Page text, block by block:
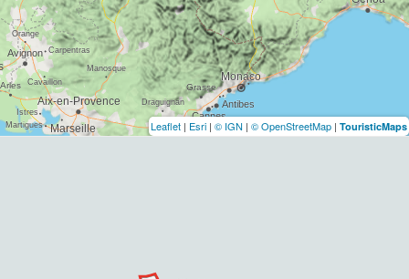
Leaflet | Esri | © IGN | © OpenStreetMap | TouristicMaps